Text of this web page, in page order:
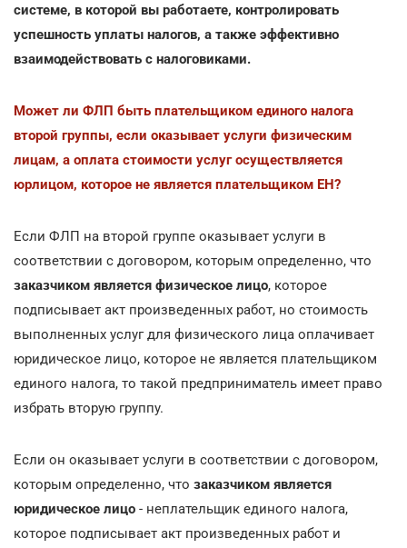
системе, в которой вы работаете, контролировать
успешность уплаты налогов, а также эффективно
взаимодействовать с налоговиками.
Может ли ФЛП быть плательщиком единого налога
второй группы, если оказывает услуги физическим
лицам, а оплата стоимости услуг осуществляется
юрлицом, которое не является плательщиком ЕН?
Если ФЛП на второй группе оказывает услуги в
соответствии с договором, которым определенно, что
заказчиком является физическое лицо, которое
подписывает акт произведенных работ, но стоимость
выполненных услуг для физического лица оплачивает
юридическое лицо, которое не является плательщиком
единого налога, то такой предприниматель имеет право
избрать вторую группу.
Если он оказывает услуги в соответствии с договором,
которым определенно, что заказчиком является
юридическое лицо - неплательщик единого налога,
которое подписывает акт произведенных работ и